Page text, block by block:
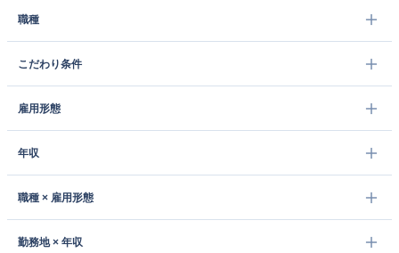
職種
こだわり条件
雇用形態
年収
職種 × 雇用形態
勤務地 × 年収